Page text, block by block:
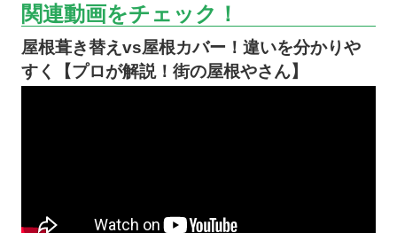
関連動画をチェック！
屋根葺き替えvs屋根カバー！違いを分かりや
すく【プロが解説！街の屋根やさん】